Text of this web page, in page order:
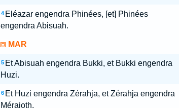
4 Eléazar engendra Phinées, [et] Phinées
engendra Abisuah.
MAR
5 Et Abisuah engendra Bukki, et Bukki engendra
Huzi.
6 Et Huzi engendra Zérahja, et Zérahja engendra
Mérajoth.